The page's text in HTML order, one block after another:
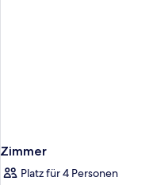
Zimmer
Platz für 4 Personen